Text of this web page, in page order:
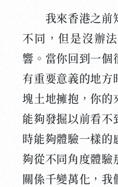
我來香港之前
不同，但是沒辦
響。當你回到一個
有重要意義的地方
塊土地擁抱，你的
能夠發掘以前看不
時能夠體驗一樣的
夠從不同角度體驗
關係千變萬化，我